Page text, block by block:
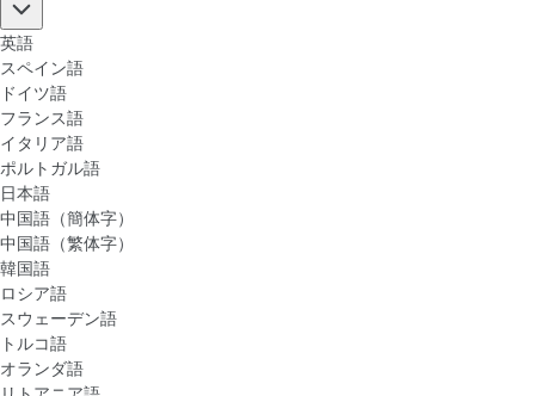
英語
スペイン語
ドイツ語
フランス語
イタリア語
ポルトガル語
日本語
中国語（簡体字）
中国語（繁体字）
韓国語
ロシア語
スウェーデン語
トルコ語
オランダ語